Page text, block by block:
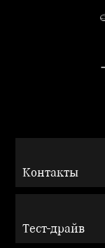
Контакты
Тест-драйв